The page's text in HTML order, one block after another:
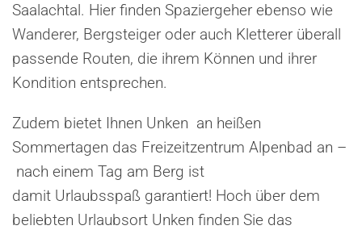
Saalachtal. Hier finden Spaziergeher ebenso wie
Wanderer, Bergsteiger oder auch Kletterer überall
passende Routen, die ihrem Können und ihrer
Kondition entsprechen.
Zudem bietet Ihnen Unken an heißen
Sommertagen das Freizeitzentrum Alpenbad an –
nach einem Tag am Berg ist
damit Urlaubsspaß garantiert! Hoch über dem
beliebten Urlaubsort Unken finden Sie das